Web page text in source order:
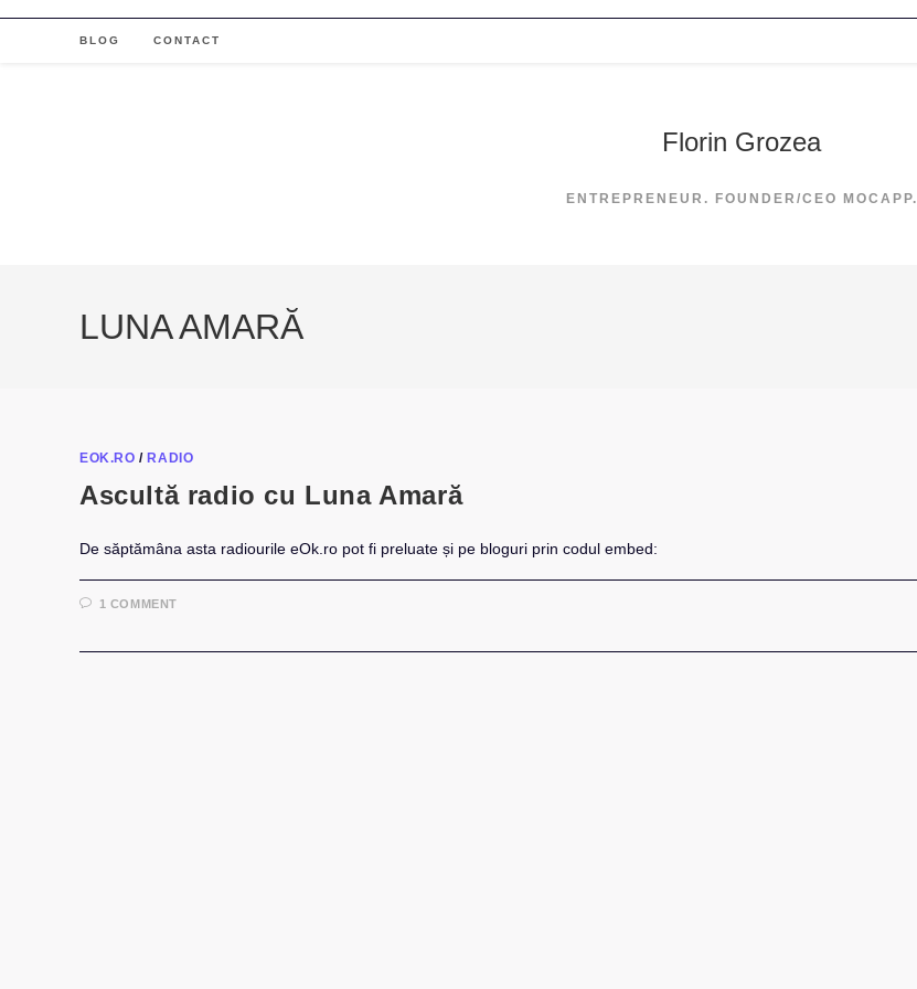
BLOG CONTACT
Florin Grozea
ENTREPRENEUR. FOUNDER/CEO MOCAPP.
LUNA AMARĂ
EOK.RO / RADIO
Ascultă radio cu Luna Amară
De săptămâna asta radiourile eOk.ro pot fi preluate și pe bloguri prin codul embed:
1 COMMENT